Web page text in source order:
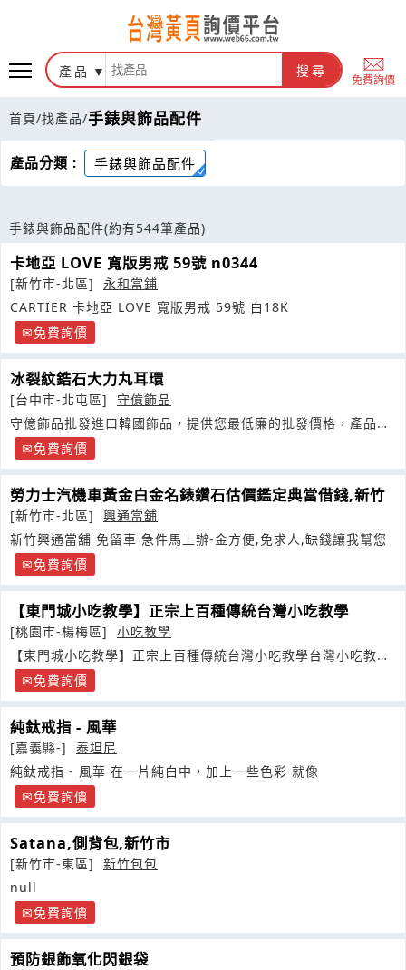
產品 搜尋
免費詢價
首頁/找產品/手錶與飾品配件
產品分類 : 手錶與飾品配件
手錶與飾品配件(約有544筆產品)
卡地亞 LOVE 寬版男戒 59號 n0344
[新竹市-北區]
永和當鋪
CARTIER 卡地亞 LOVE 寬版男戒 59號 白18K
免費詢價
冰裂紋鋯石大力丸耳環
[台中市-北屯區]
守億飾品
守億飾品批發進口韓國飾品，提供您最低廉的批發價格，產品獨
特不易撞款
免費詢價
勞力士汽機車黃金白金名錶鑽石估價鑑定典當借錢,新竹
[新竹市-北區]
興通當舖
新竹興通當舖 免留車 急件馬上辦-金方便,免求人,缺錢讓我幫您
免費詢價
【東門城小吃教學】正宗上百種傳統台灣小吃教學
[桃園市-楊梅區]
小吃教學
【東門城小吃教學】正宗上百種傳統台灣小吃教學台灣小吃教學
台灣小吃創業台灣小吃傳承台灣小吃傳授較台灣小吃補習班精緻
全套教學
免費詢價
純鈦戒指 - 風華
[嘉義縣-]
泰坦尼
純鈦戒指 - 風華 在一片純白中，加上一些色彩 就像
免費詢價
Satana,側背包,新竹市
[新竹市-東區]
新竹包包
null
免費詢價
預防銀飾氧化閃銀袋